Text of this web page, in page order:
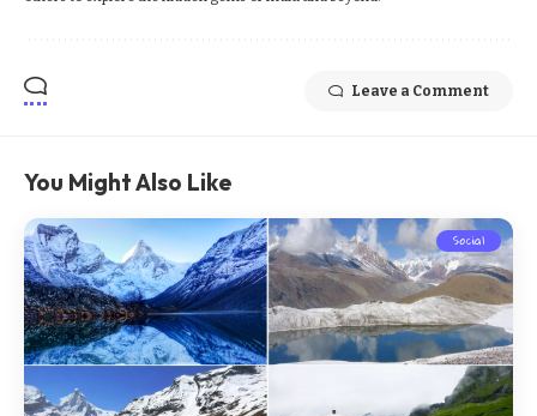
Leave a Comment
You Might Also Like
Social